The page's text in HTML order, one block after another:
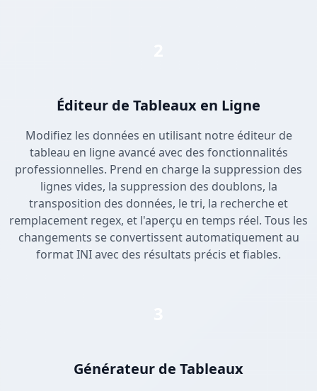
Éditeur de Tableaux en Ligne
Modifiez les données en utilisant notre éditeur de
tableau en ligne avancé avec des fonctionnalités
professionnelles. Prend en charge la suppression des
lignes vides, la suppression des doublons, la
transposition des données, le tri, la recherche et
remplacement regex, et l'aperçu en temps réel. Tous les
changements se convertissent automatiquement au
format INI avec des résultats précis et fiables.
Générateur de Tableaux